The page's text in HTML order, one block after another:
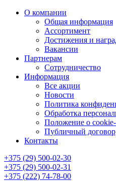
О компании
Общая информация
Ассортимент
Достижения и
Вакансии
Партнерам
Сотрудничество
Информация
Все акции
Новости
Политика
Обработка
Положение о
Публичный договор
Контакты
+375 (29) 500-02-30
+375 (29) 500-02-31
+375 (222) 74-78-00